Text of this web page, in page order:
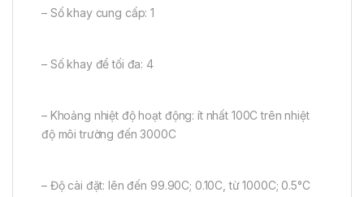
– Số khay cung cấp: 1
– Số khay để tối đa: 4
– Khoảng nhiệt độ hoạt động: ít nhất 100C trên nhiệt
độ môi trường đến 3000C
– Độ cài đặt: lên đến 99.90C; 0.10C, từ 1000C; 0.5°C